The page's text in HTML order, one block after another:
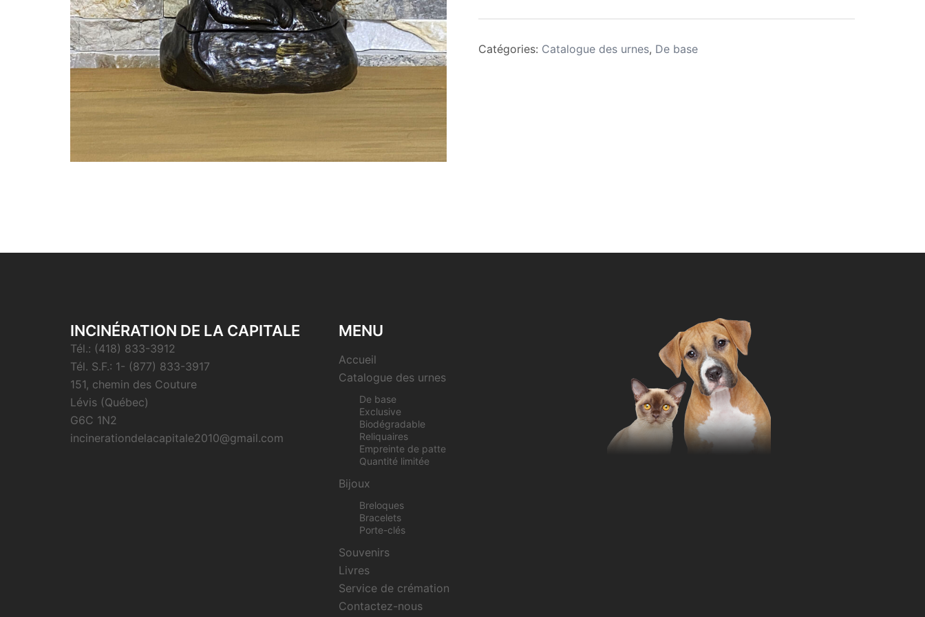
Catégories: Catalogue des urnes, De base
INCINÉRATION DE LA CAPITALE
Tél.: (418) 833-3912
Tél. S.F.: 1- (877) 833-3917
151, chemin des Couture
Lévis (Québec)
G6C 1N2
incinerationdelacapitale2010@gmail.com
MENU
Accueil
Catalogue des urnes
De base
Exclusive
Biodégradable
Reliquaires
Empreinte de patte
Quantité limitée
Bijoux
Breloques
Bracelets
Porte-clés
Souvenirs
Livres
Service de crémation
Contactez-nous